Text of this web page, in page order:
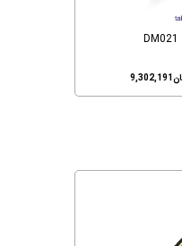
9,302,191